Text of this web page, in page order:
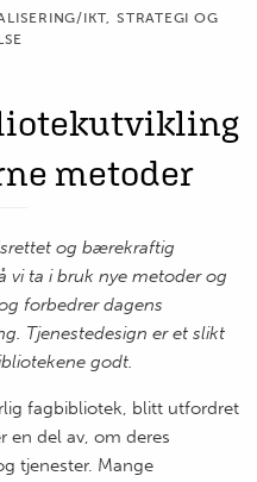
IKT, STRATEGI OG
metoder
og bærekraftig
vi ta i bruk nye metoder og
forbedrer dagens
Tjenestedesign er et slikt
godt.
fagbibliotek, blitt utfordret
en del av, om deres
tjenester. Mange